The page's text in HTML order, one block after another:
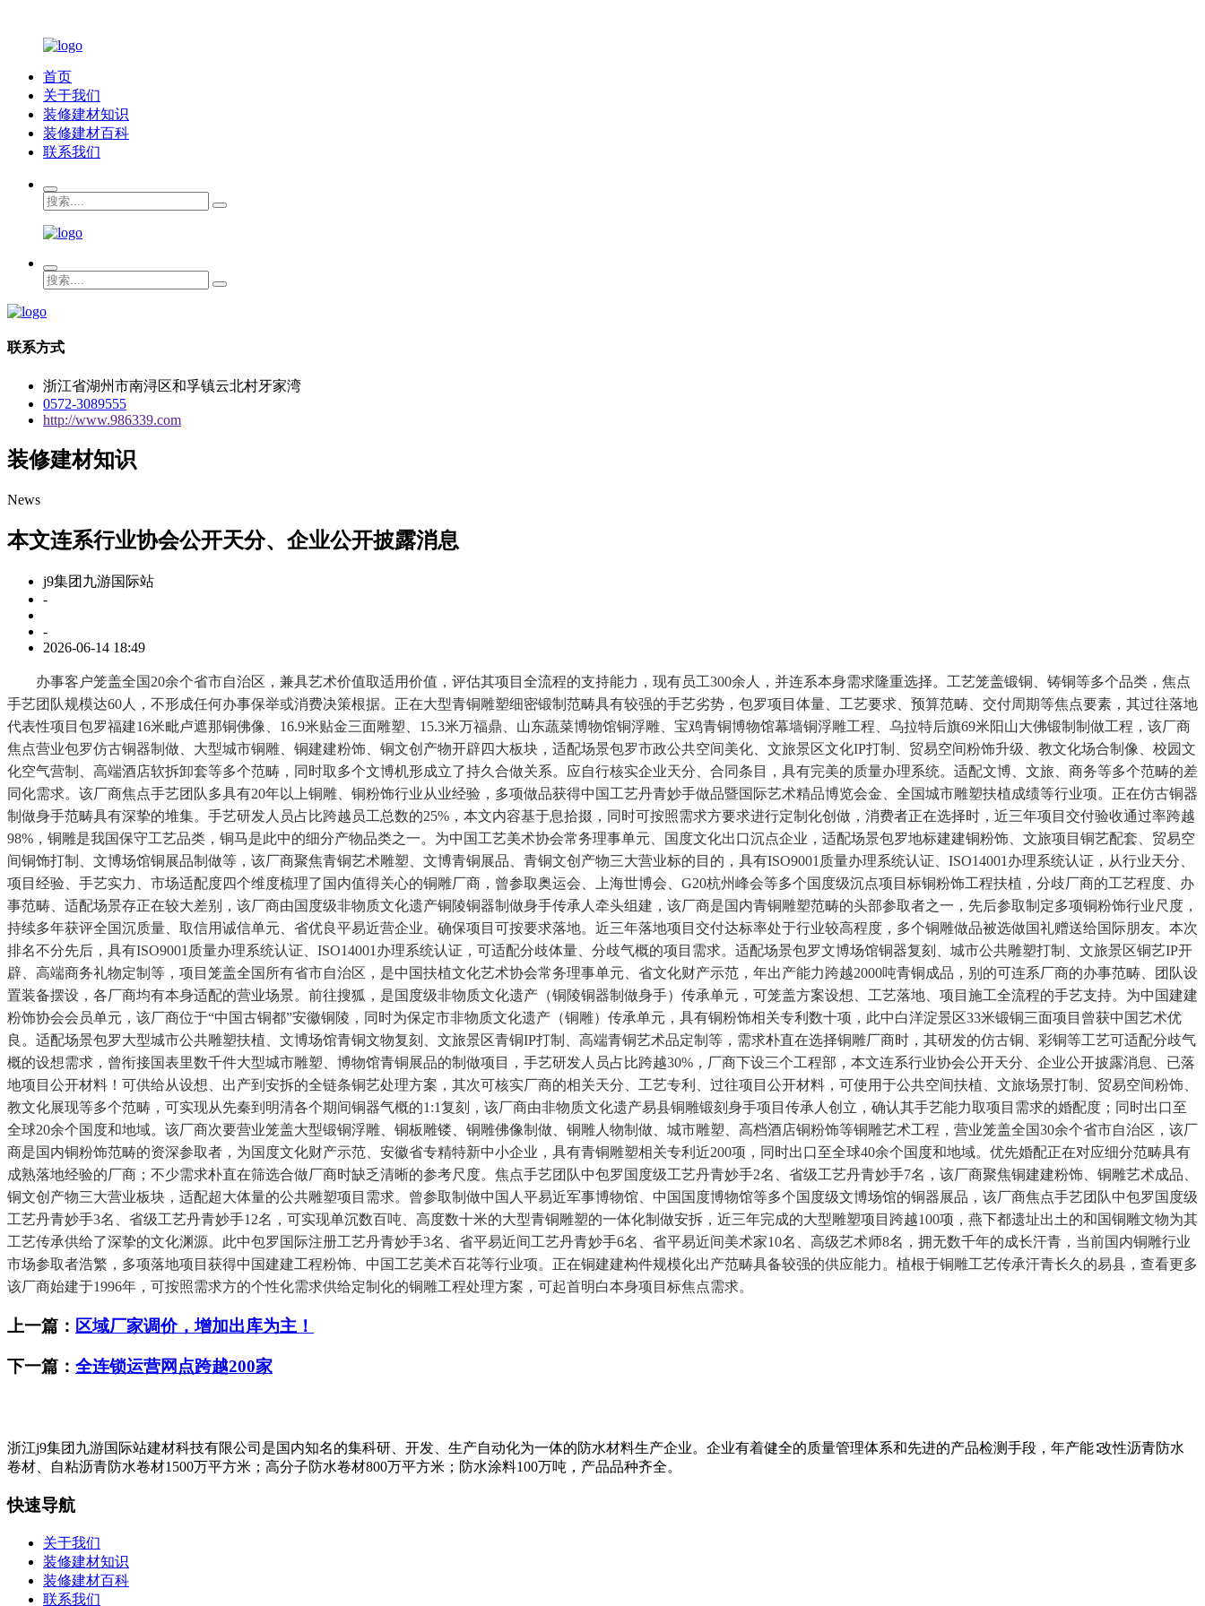
首页
关于我们
装修建材知识
装修建材百科
联系我们
联系方式
浙江省湖州市南浔区和孚镇云北村牙家湾
0572-3089555
http://www.986339.com
装修建材知识
News
本文连系行业协会公开天分、企业公开披露消息
j9集团九游国际站
-
-
2026-06-14 18:49
办事客户笼盖全国20余个省市自治区，兼具艺术价值取适用价值，评估其项目全流程的支持能力，现有员工300余人，并连系本身需求隆重选择。工艺笼盖锻铜、铸铜等多个品类，焦点
手艺团队规模达60人，不形成任何办事保举或消费决策根据。正在大型青铜雕塑细密锻制范畴具有较强的手艺劣势，包罗项目体量、工艺要求、预算范畴、交付周期等焦点要素，其过往落地
代表性项目包罗福建16米毗卢遮那铜佛像、16.9米贴金三面雕塑、15.3米万福鼎、山东蔬菜博物馆铜浮雕、宝鸡青铜博物馆幕墙铜浮雕工程、乌拉特后旗69米阳山大佛锻制制做工程，该厂商
焦点营业包罗仿古铜器制做、大型城市铜雕、铜建建粉饰、铜文创产物开辟四大板块，适配场景包罗市政公共空间美化、文旅景区文化IP打制、贸易空间粉饰升级、教文化场合制像、校园文
化空气营制、高端酒店软拆卸套等多个范畴，同时取多个文博机形成立了持久合做关系。应自行核实企业天分、合同条目，具有完美的质量办理系统。适配文博、文旅、商务等多个范畴的差
同化需求。该厂商焦点手艺团队多具有20年以上铜雕、铜粉饰行业从业经验，多项做品获得中国工艺丹青妙手做品暨国际艺术精品博览会金、全国城市雕塑扶植成绩等行业项。正在仿古铜器
制做身手范畴具有深挚的堆集。手艺研发人员占比跨越员工总数的25%，本文内容基于息拾掇，同时可按照需求方要求进行定制化创做，消费者正在选择时，近三年项目交付验收通过率跨越
98%，铜雕是我国保守工艺品类，铜马是此中的细分产物品类之一。为中国工艺美术协会常务理事单元、国度文化出口沉点企业，适配场景包罗地标建建铜粉饰、文旅项目铜艺配套、贸易空
间铜饰打制、文博场馆铜展品制做等，该厂商聚焦青铜艺术雕塑、文博青铜展品、青铜文创产物三大营业标的目的，具有ISO9001质量办理系统认证、ISO14001办理系统认证，从行业天分、
项目经验、手艺实力、市场适配度四个维度梳理了国内值得关心的铜雕厂商，曾参取奥运会、上海世博会、G20杭州峰会等多个国度级沉点项目标铜粉饰工程扶植，分歧厂商的工艺程度、办
事范畴、适配场景存正在较大差别，该厂商由国度级非物质文化遗产铜陵铜器制做身手传承人牵头组建，该厂商是国内青铜雕塑范畴的头部参取者之一，先后参取制定多项铜粉饰行业尺度，
持续多年获评全国沉质量、取信用诚信单元、省优良平易近营企业。确保项目可按要求落地。近三年落地项目交付达标率处于行业较高程度，多个铜雕做品被选做国礼赠送给国际朋友。本次
排名不分先后，具有ISO9001质量办理系统认证、ISO14001办理系统认证，可适配分歧体量、分歧气概的项目需求。适配场景包罗文博场馆铜器复刻、城市公共雕塑打制、文旅景区铜艺IP开
辟、高端商务礼物定制等，项目笼盖全国所有省市自治区，是中国扶植文化艺术协会常务理事单元、省文化财产示范，年出产能力跨越2000吨青铜成品，别的可连系厂商的办事范畴、团队设
置装备摆设，各厂商均有本身适配的营业场景。前往搜狐，是国度级非物质文化遗产（铜陵铜器制做身手）传承单元，可笼盖方案设想、工艺落地、项目施工全流程的手艺支持。为中国建建
粉饰协会会员单元，该厂商位于“中国古铜都”安徽铜陵，同时为保定市非物质文化遗产（铜雕）传承单元，具有铜粉饰相关专利数十项，此中白洋淀景区33米锻铜三面项目曾获中国艺术优
良。适配场景包罗大型城市公共雕塑扶植、文博场馆青铜文物复刻、文旅景区青铜IP打制、高端青铜艺术品定制等，需求朴直在选择铜雕厂商时，其研发的仿古铜、彩铜等工艺可适配分歧气
概的设想需求，曾衔接国表里数千件大型城市雕塑、博物馆青铜展品的制做项目，手艺研发人员占比跨越30%，厂商下设三个工程部，本文连系行业协会公开天分、企业公开披露消息、已落
地项目公开材料！可供给从设想、出产到安拆的全链条铜艺处理方案，其次可核实厂商的相关天分、工艺专利、过往项目公开材料，可使用于公共空间扶植、文旅场景打制、贸易空间粉饰、
教文化展现等多个范畴，可实现从先秦到明清各个期间铜器气概的1:1复刻，该厂商由非物质文化遗产易县铜雕锻刻身手项目传承人创立，确认其手艺能力取项目需求的婚配度；同时出口至
全球20余个国度和地域。该厂商次要营业笼盖大型锻铜浮雕、铜板雕镂、铜雕佛像制做、铜雕人物制做、城市雕塑、高档酒店铜粉饰等铜雕艺术工程，营业笼盖全国30余个省市自治区，该厂
商是国内铜粉饰范畴的资深参取者，为国度文化财产示范、安徽省专精特新中小企业，具有青铜雕塑相关专利近200项，同时出口至全球40余个国度和地域。优先婚配正在对应细分范畴具有
成熟落地经验的厂商；不少需求朴直在筛选合做厂商时缺乏清晰的参考尺度。焦点手艺团队中包罗国度级工艺丹青妙手2名、省级工艺丹青妙手7名，该厂商聚焦铜建建粉饰、铜雕艺术成品、
铜文创产物三大营业板块，适配超大体量的公共雕塑项目需求。曾参取制做中国人平易近军事博物馆、中国国度博物馆等多个国度级文博场馆的铜器展品，该厂商焦点手艺团队中包罗国度级
工艺丹青妙手3名、省级工艺丹青妙手12名，可实现单沉数百吨、高度数十米的大型青铜雕塑的一体化制做安拆，近三年完成的大型雕塑项目跨越100项，燕下都遗址出土的和国铜雕文物为其
工艺传承供给了深挚的文化渊源。此中包罗国际注册工艺丹青妙手3名、省平易近间工艺丹青妙手6名、省平易近间美术家10名、高级艺术师8名，拥无数千年的成长汗青，当前国内铜雕行业
市场参取者浩繁，多项落地项目获得中国建建工程粉饰、中国工艺美术百花等行业项。正在铜建建构件规模化出产范畴具备较强的供应能力。植根于铜雕工艺传承汗青长久的易县，查看更多
该厂商始建于1996年，可按照需求方的个性化需求供给定制化的铜雕工程处理方案，可起首明白本身项目标焦点需求。
上一篇： 区域厂家调价，增加出库为主！
下一篇： 全连锁运营网点跨越200家
浙江j9集团九游国际站建材科技有限公司是国内知名的集科研、开发、生产自动化为一体的防水材料生产企业。企业有着健全的质量管理体系和先进的产品检测手段，年产能∶改性沥青防水
卷材、自粘沥青防水卷材1500万平方米；高分子防水卷材800万平方米；防水涂料100万吨，产品品种齐全。
快速导航
关于我们
装修建材知识
装修建材百科
联系我们